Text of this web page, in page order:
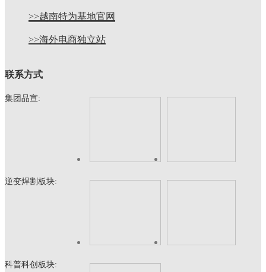
>>越南特为基地官网
>>海外电商独立站
联系方式
集团品宣:
逆变焊割板块:
科普科创板块: